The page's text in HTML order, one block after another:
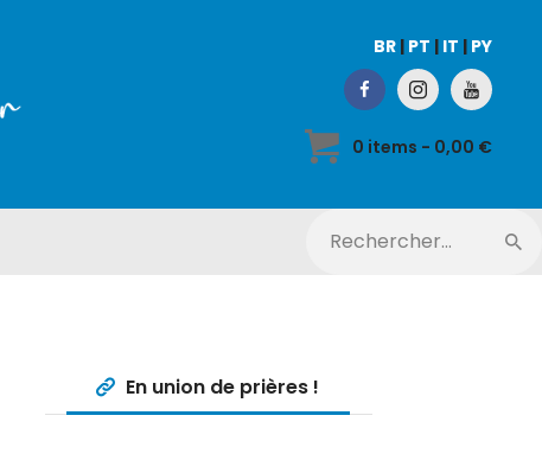
BR | PT | IT | PY
0 items - 0,00 €
En union de prières !